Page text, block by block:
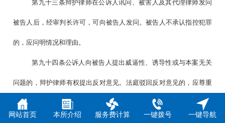
第九十三条辩护律师在公诉人讯问、被害人及其代理律师发问
被告人后，经审判长许可，可向被告人发问。被告人不承认指控犯罪
的，应问明情况和理由。
第九十四条公诉人向被告人提出威逼性、诱导性或与本案无关
问题的，辩护律师有权提出反对意见。法庭驳回反对意见的，应尊重
法庭决定。
网站首页 本所介绍 服务费计算 一键拨号 一键导航